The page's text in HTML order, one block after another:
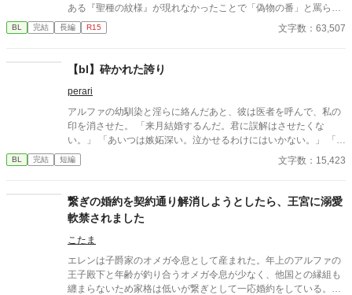
ある『聖種の紋様』が現れなかったことで「偽物の番」と罵ら
れ、雪降る国境へと追放される。 死を覚悟した彼の前に現れたの
は、隣国アイゼン帝国の「冷徹皇帝」ヴォルフラムだった。
BL 完結 長編 R15 文字数：63,507
【bl】砕かれた誇り
perari
アルファの幼馴染と淫らに絡んだあと、彼は医者を呼んで、私の
印を消させた。 「来月結婚するんだ。君に誤解はさせたくな
い。」 「あいつは嫉妬深い。泣かせるわけにはいかない。」 「君
ももう年頃の残り物のオメガだろ？ 俺の印をつけたまま、他の
アルファとお見合いするなんてありえない。」 彼は冷たく、けれ
す。 「長い間、俺に従ってきたんだから、君を傷つけたりはしな
い。」 「結婚の日には招待状を送る。必ず来て、席につけよ。」
--- いくつかのコメントを拝見し、大変申し訳なく思っておりま
す。 私は現在日本語を勉強しており、この文章はAI作品ではあり
ませんが、 一部に翻訳ソフトを使用しています。 もし読んでくだ
さる中で日本語のおかしな点をご指摘いただけましたら、 本当に
ありがたく思います。
BL 完結 短編 文字数：15,423
繋ぎの婚約を契約通り解消しようとしたら、王宮に溺愛
軟禁されました
こたま
エレンは子爵家のオメガ令息として産まれた。年上のアルファの
王子殿下と年齢が釣り合うオメガ令息が少なく、他国との縁組も
纏まらないため家格は低いが繋ぎとして一応婚約をしている。王